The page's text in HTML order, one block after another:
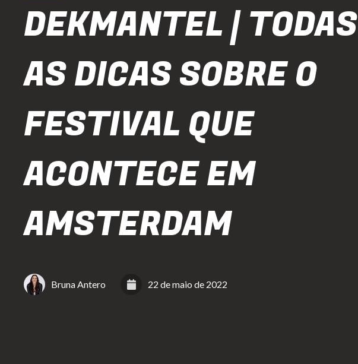
DEKMANTEL | TODAS
AS DICAS SOBRE O
FESTIVAL QUE
ACONTECE EM
AMSTERDAM
Bruna Antero 22 de maio de 2022